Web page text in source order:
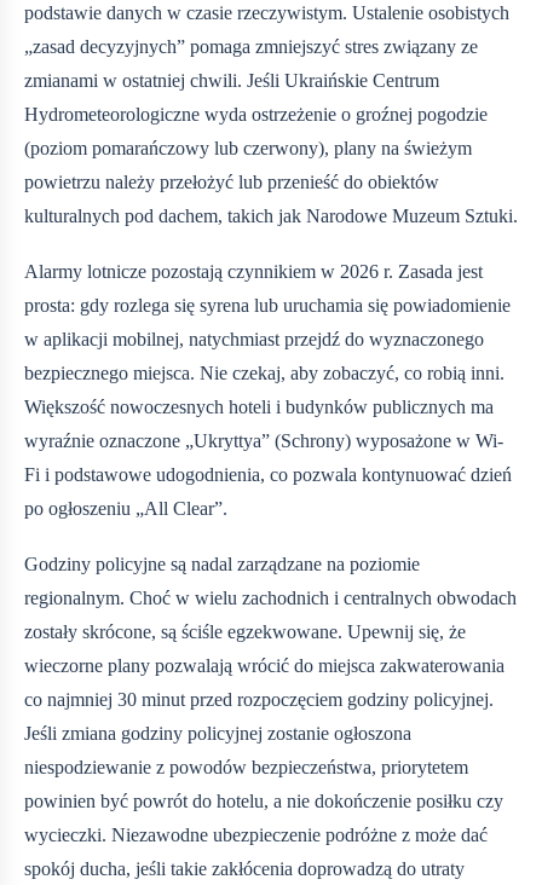
podstawie danych w czasie rzeczywistym. Ustalenie osobistych
„zasad decyzyjnych” pomaga zmniejszyć stres związany ze
zmianami w ostatniej chwili. Jeśli Ukraińskie Centrum
Hydrometeorologiczne wyda ostrzeżenie o groźnej pogodzie
(poziom pomarańczowy lub czerwony), plany na świeżym
powietrzu należy przełożyć lub przenieść do obiektów
kulturalnych pod dachem, takich jak Narodowe Muzeum Sztuki.
Alarmy lotnicze pozostają czynnikiem w 2026 r. Zasada jest
prosta: gdy rozlega się syrena lub uruchamia się powiadomienie
w aplikacji mobilnej, natychmiast przejdź do wyznaczonego
bezpiecznego miejsca. Nie czekaj, aby zobaczyć, co robią inni.
Większość nowoczesnych hoteli i budynków publicznych ma
wyraźnie oznaczone „Ukryttya” (Schrony) wyposażone w Wi-
Fi i podstawowe udogodnienia, co pozwala kontynuować dzień
po ogłoszeniu „All Clear”.
Godziny policyjne są nadal zarządzane na poziomie
regionalnym. Choć w wielu zachodnich i centralnych obwodach
zostały skrócone, są ściśle egzekwowane. Upewnij się, że
wieczorne plany pozwalają wrócić do miejsca zakwaterowania
co najmniej 30 minut przed rozpoczęciem godziny policyjnej.
Jeśli zmiana godziny policyjnej zostanie ogłoszona
niespodziewanie z powodów bezpieczeństwa, priorytetem
powinien być powrót do hotelu, a nie dokończenie posiłku czy
wycieczki. Niezawodne ubezpieczenie podróżne z może dać
spokój ducha, jeśli takie zakłócenia doprowadzą do utraty